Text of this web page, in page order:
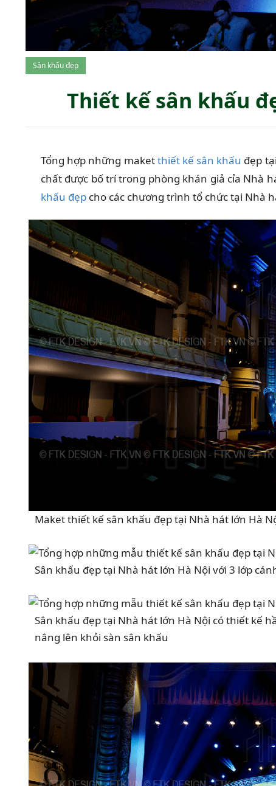
Sân khấu đẹp
Thiết kế sân khấu
Tổng hợp những maketthiết kế sân khấu đẹp
chất được bố trí trong phòng khán giả cỉa Nhà
khấu đẹp cho các chương trình tổ chức tại Nhà
Maket thiết kế sân khấu đẹp tại Nhà hát lớn Hà
Sân khấu đẹp tại Nhà hát lớn Hà Nội với 3 lớp
Sân khấu đẹp tại Nhà hát lớn Hà Nội có thiết kế
nâng lên khỏi sàn sân khấu